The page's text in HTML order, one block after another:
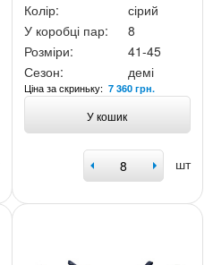
Колір:
сірий
У коробці пар:
8
Розміри:
41-45
Сезон:
демі
Ціна за скриньку:7 360 грн.
У кошик
шт